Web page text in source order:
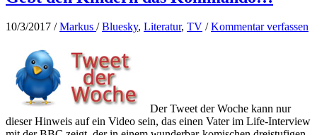
Arte
10/3/2017 /Markus /Bluesky, Literatur, TV /Kommentar verfassen
Der Tweet der Woche kann nur
dieser Hinweis auf ein Video sein, das einen Vater im Life-Interview